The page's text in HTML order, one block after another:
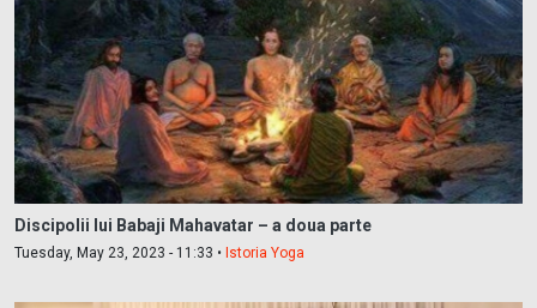
Discipolii lui Babaji Mahavatar – a doua parte
Tuesday, May 23, 2023 - 11:33 • Istoria Yoga